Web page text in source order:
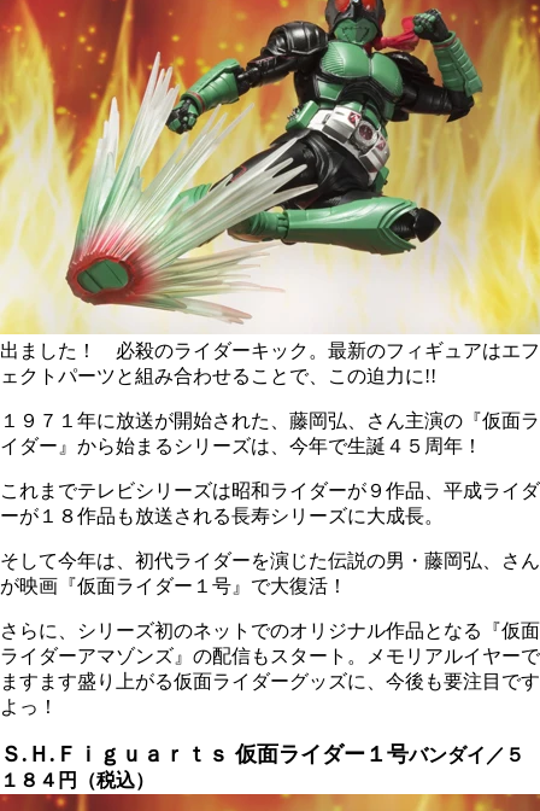
出ました！ 必殺のライダーキック。最新のフィギュアはエフ
ェクトパーツと組み合わせることで、この迫力に!!
１９７１年に放送が開始された、藤岡弘、さん主演の『仮面ラ
イダー』から始まるシリーズは、今年で生誕４５周年！
これまでテレビシリーズは昭和ライダーが９作品、平成ライダ
ーが１８作品も放送される長寿シリーズに大成長。
そして今年は、初代ライダーを演じた伝説の男・藤岡弘、さん
が映画『仮面ライダー１号』で大復活！
さらに、シリーズ初のネットでのオリジナル作品となる『仮面
ライダーアマゾンズ』の配信もスタート。メモリアルイヤーで
ますます盛り上がる仮面ライダーグッズに、今後も要注目です
よっ！
Ｓ.Ｈ.Ｆｉｇｕａｒｔｓ 仮面ライダー１号バンダイ／５
１８４円（税込）